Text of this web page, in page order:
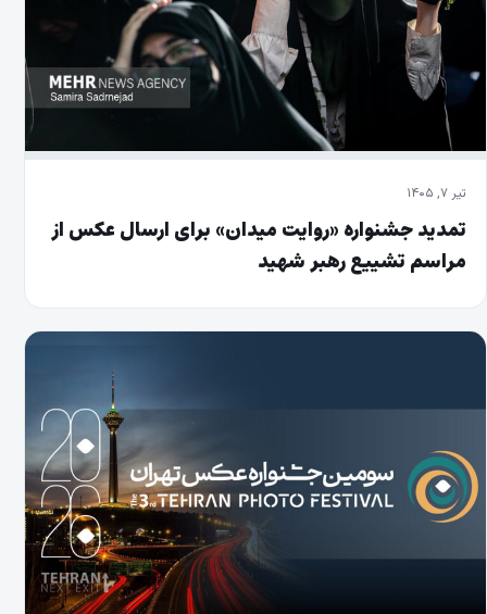
تیر ۷, ۱۴۰۵
تمدید جشنواره «روایت میدان» برای ارسال عکس از
مراسم تشییع رهبر شهید